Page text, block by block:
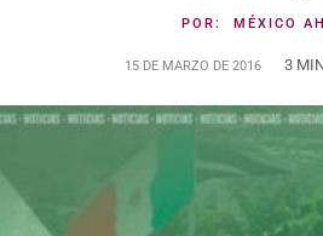
POR: MÉXICO
15 DE MARZO DE 2016 3